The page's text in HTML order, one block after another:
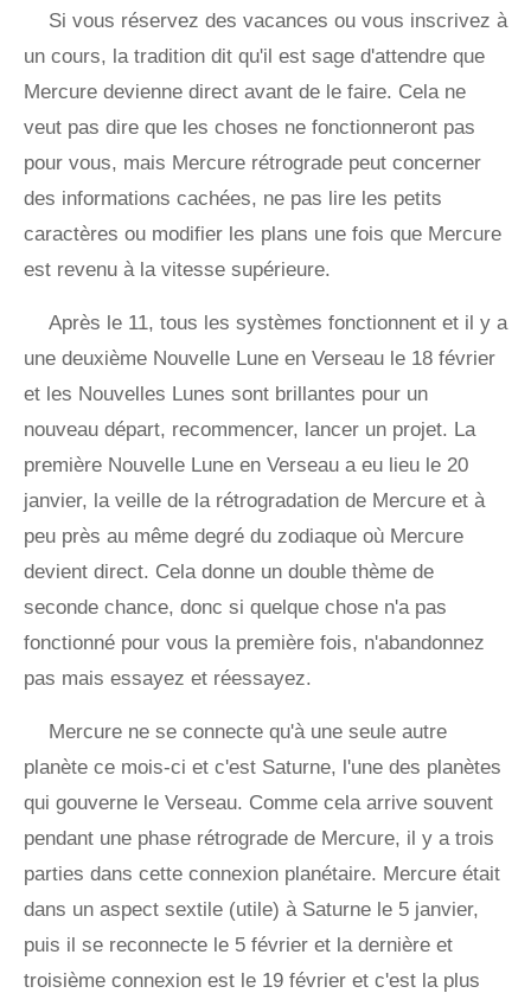
Si vous réservez des vacances ou vous inscrivez à
un cours, la tradition dit qu'il est sage d'attendre que
Mercure devienne direct avant de le faire. Cela ne
veut pas dire que les choses ne fonctionneront pas
pour vous, mais Mercure rétrograde peut concerner
des informations cachées, ne pas lire les petits
caractères ou modifier les plans une fois que Mercure
est revenu à la vitesse supérieure.
Après le 11, tous les systèmes fonctionnent et il y a
une deuxième Nouvelle Lune en Verseau le 18 février
et les Nouvelles Lunes sont brillantes pour un
nouveau départ, recommencer, lancer un projet. La
première Nouvelle Lune en Verseau a eu lieu le 20
janvier, la veille de la rétrogradation de Mercure et à
peu près au même degré du zodiaque où Mercure
devient direct. Cela donne un double thème de
seconde chance, donc si quelque chose n'a pas
fonctionné pour vous la première fois, n'abandonnez
pas mais essayez et réessayez.
Mercure ne se connecte qu'à une seule autre
planète ce mois-ci et c'est Saturne, l'une des planètes
qui gouverne le Verseau. Comme cela arrive souvent
pendant une phase rétrograde de Mercure, il y a trois
parties dans cette connexion planétaire. Mercure était
dans un aspect sextile (utile) à Saturne le 5 janvier,
puis il se reconnecte le 5 février et la dernière et
troisième connexion est le 19 février et c'est la plus